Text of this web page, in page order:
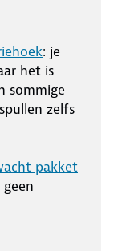
: je
het is
sommige
zelfs
pakket